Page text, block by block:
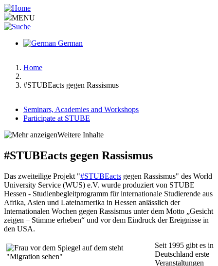
Skip
to
main
MENU
German
Breadcrumb
Home
#STUBEacts gegen Rassismus
Main
menu
Seminars, Academies and Workshops
Participate at STUBE
Weitere Inhalte
Hauptnavigation-
#STUBEacts gegen Rassismus
Das zweiteilige Projekt "#STUBEacts gegen Rassismus" des World
University Service (WUS) e.V. wurde produziert von STUBE
Hessen - Studienbegleitprogramm für internationale Studierende aus
Afrika, Asien und Lateinamerika in Hessen anlässlich der
Internationalen Wochen gegen Rassismus unter dem Motto „Gesicht
zeigen – Stimme erheben“ und vor dem Eindruck der Ereignisse in
den USA.
Seit 1995 gibt es in
Deutschland erste
Veranstaltungen